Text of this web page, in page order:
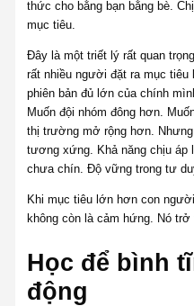
thức cho bằng bạn bằng bè.
mục tiêu.
Đây là một triết lý rất quan
rất nhiều người đặt ra mục
phiên bản đủ lớn của chính
Muốn đội nhóm đông hơn.
thị trường mở rộng hơn.
tương xứng. Khả năng chịu áp
chưa chín. Độ vững trong tư
Khi mục tiêu lớn hơn con
không còn là cảm hứng. Nó
Học để bình
động